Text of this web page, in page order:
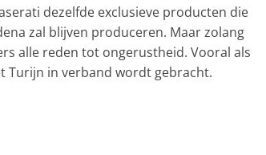
dezelfde exclusieve producten die
zal blijven produceren. Maar zolang
alle reden tot ongerustheid. Vooral als
Turijn in verband wordt gebracht.